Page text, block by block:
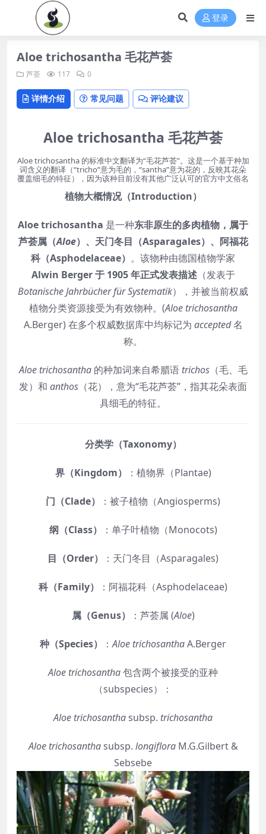
登录
Aloe trichosantha 毛花芦荟
芦荟 117 0
详情介绍 常见问题 评论建议
Aloe trichosantha 毛花芦荟
Aloe trichosantha 的标准中文翻译为“毛花芦荟”。这是一个基于种加
词含义的翻译（“tricho”意为毛的，“santha”意为花的，反映其花朵
覆盖细毛的特征），因为该种目前没有其他广泛认可的官方中文俗名
植物大概情况（Introduction）
Aloe trichosantha 是一种东非原生的多肉植物，属于
芦荟属（Aloe）、天门冬目（Asparagales）、阿福花
科（Asphodelaceae） 。该物种由德国植物学家
Alwin Berger 于 1905 年正式发表描述（发表于
Botanische Jahrbücher für Systematik），并被当前权威
植物分类资源接受为有效物种。(Aloe trichosantha
A.Berger) 在多个权威数据库中均标记为 accepted名
称。
Aloe trichosantha的种加词来自希腊语 trichos（毛、毛
发）和 anthos （花），意为“毛花芦荟”，指其花朵表面
具细毛的特征。
分类学（Taxonomy）
界（Kingdom） ：植物界（Plantae)
门（Clade） ：被子植物（Angiosperms)
纲（Class） ：单子叶植物（Monocots)
目（Order） ：天门冬目（Asparagales)
科（Family） ：阿福花科（Asphodelaceae)
属（Genus） ：芦荟属 (Aloe)
种（Species） ：Aloe trichosanthaA.Berger
Aloe trichosantha包含两个被接受的亚种
（subspecies）：
Aloe trichosanthasubsp. trichosantha
Aloe trichosanthasubsp. longifloraM.G.Gilbert &
Sebsebe